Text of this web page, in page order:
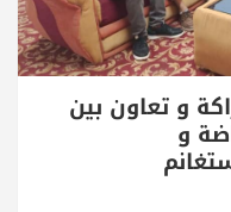
و تعاون بين
و